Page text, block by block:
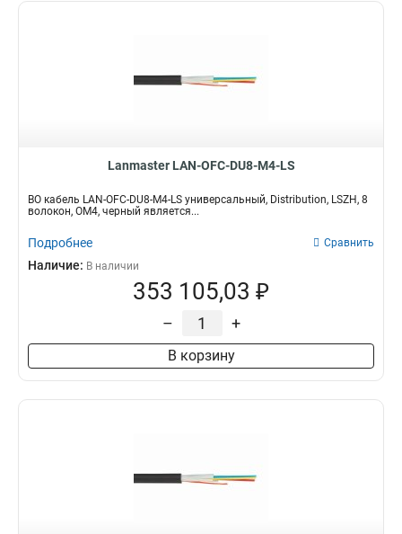
Lanmaster LAN-OFC-DU8-M4-LS
ВО кабель LAN-OFC-DU8-M4-LS универсальный, Distribution, LSZH, 8
волокон, OM4, черный является...
Подробнее Сравнить
Наличие: В наличии
353 105,03 ₽
– +
В корзину